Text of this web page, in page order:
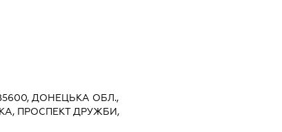
ДОНЕЦЬКА ОБЛ.,
ПРОСПЕКТ ДРУЖБИ,